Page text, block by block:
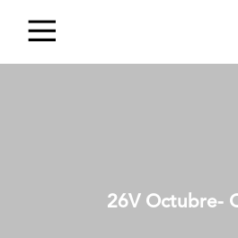
26V Octubre-